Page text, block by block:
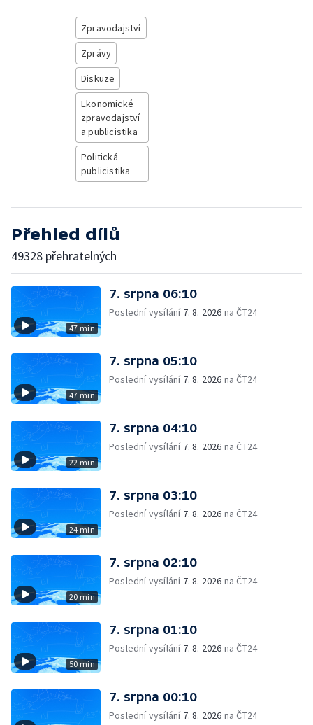
Zpravodajství
Zprávy
Diskuze
Ekonomické
zpravodajství
a publicistika
Politická
publicistika
Přehled dílů
49328 přehratelných
47 min
7. srpna 06:10
Poslední vysílání 7. 8. 2026 na ČT24
47 min
7. srpna 05:10
Poslední vysílání 7. 8. 2026 na ČT24
22 min
7. srpna 04:10
Poslední vysílání 7. 8. 2026 na ČT24
24 min
7. srpna 03:10
Poslední vysílání 7. 8. 2026 na ČT24
20 min
7. srpna 02:10
Poslední vysílání 7. 8. 2026 na ČT24
50 min
7. srpna 01:10
Poslední vysílání 7. 8. 2026 na ČT24
7. srpna 00:10
Poslední vysílání 7. 8. 2026 na ČT24